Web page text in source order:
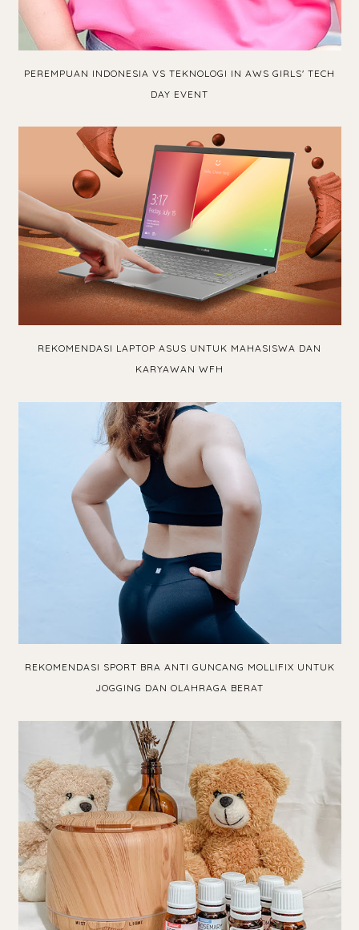
PEREMPUAN INDONESIA VS TEKNOLOGI IN AWS GIRLS' TECH
DAY EVENT
REKOMENDASI LAPTOP ASUS UNTUK MAHASISWA DAN
KARYAWAN WFH
REKOMENDASI SPORT BRA ANTI GUNCANG MOLLIFIX UNTUK
JOGGING DAN OLAHRAGA BERAT